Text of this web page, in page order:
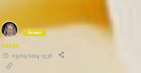
Auteur
Renée
09/09/2024 13:36